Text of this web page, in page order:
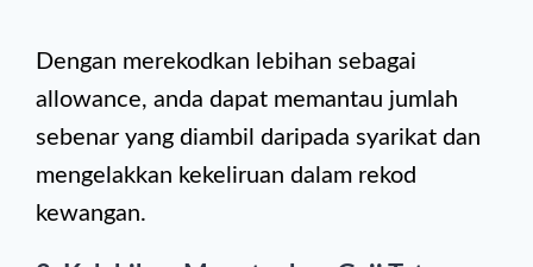
Dengan merekodkan lebihan sebagai
allowance, anda dapat memantau jumlah
sebenar yang diambil daripada syarikat dan
mengelakkan kekeliruan dalam rekod
kewangan.